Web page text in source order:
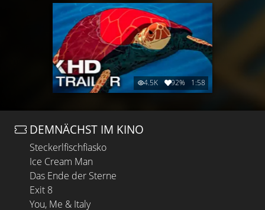
4.5K 92% 1:58
DEMNÄCHST IM KINO
Steckerlfischfiasko
Ice Cream Man
Das Ende der Sterne
Exit 8
You, Me & Italy